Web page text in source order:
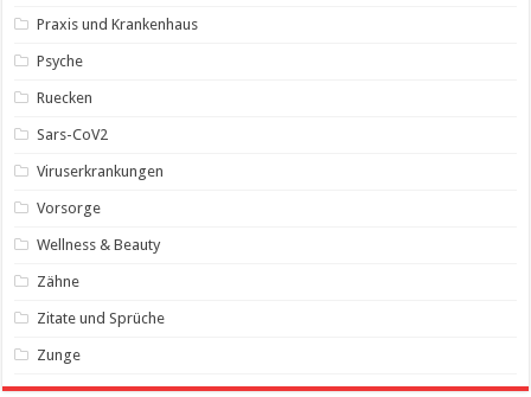
Praxis und Krankenhaus
Psyche
Ruecken
Sars-CoV2
Viruserkrankungen
Vorsorge
Wellness & Beauty
Zähne
Zitate und Sprüche
Zunge